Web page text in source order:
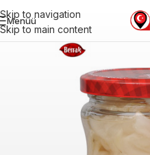
Skip to navigation
Skip to main content
Menüü